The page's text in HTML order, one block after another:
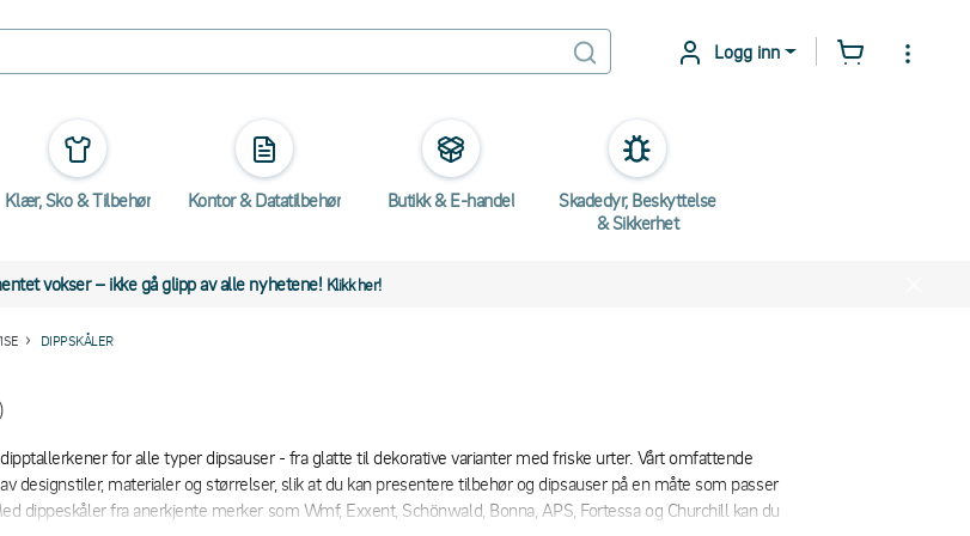
Logg inn
Klær, Sko & Tilbehør Kontor & Datatilbehør Butikk & E-handel
Skadedyr, Beskyttelse
& Sikkerhet
vokser – ikke gå glipp av alle nyhetene! Klikk her!
DIPPSKÅLER
for alle typer dipsauser - fra glatte til dekorative varianter med friske urter. Vårt omfattende
designstiler, materialer og størrelser, slik at du kan presentere tilbehør og dipsauser på en måte som passer
dippeskåler fra anerkjente merker som Wmf, Exxent, Schönwald, Bonna, APS, Fortessa og Churchill kan du